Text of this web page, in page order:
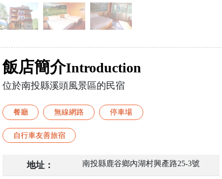
飯店簡介Introduction
位於南投縣溪頭風景區的民宿
餐廳 無線網路 停車場
自行車友善旅宿
地址： 南投縣鹿谷鄉內湖村興產路25-3號